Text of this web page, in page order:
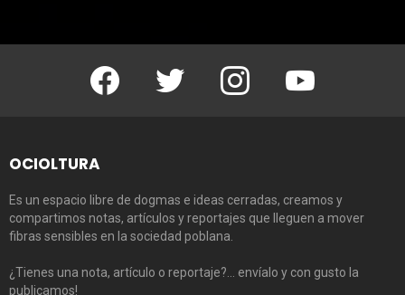
Facebook Twitter Instagram Youtube
OCIOLTURA
Es un espacio libre de dogmas e ideas cerradas, creamos y
compartimos notas, artículos y reportajes que lleguen a mover
fibras sensibles en la sociedad poblana.
¿Tienes una nota, artículo o reportaje?… envíalo y con gusto la
publicamos!